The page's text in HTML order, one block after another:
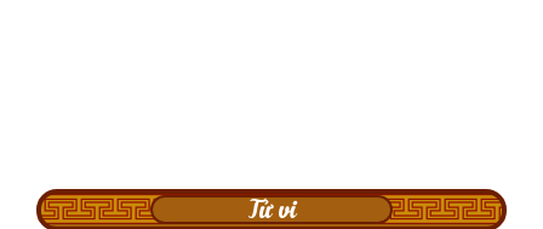
Tử vi